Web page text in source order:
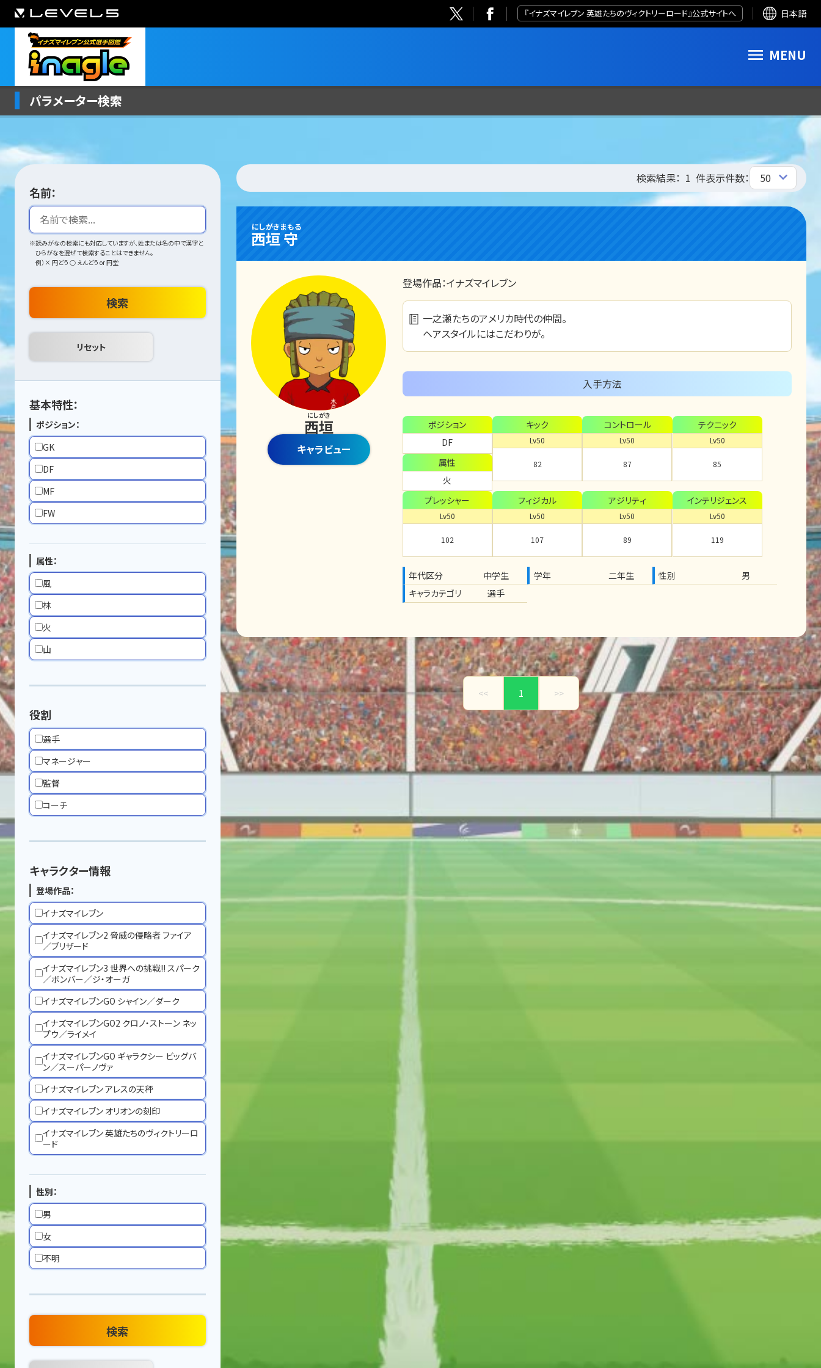
『イナズマイレブン 英雄たちのヴィクトリーロード』公式サイトへ 日本語
MENU
パラメーター検索
名前：
※読みがなの検索にも対応していますが、姓または名の中で漢字と
ひらがなを混ぜて検索することはできません。
例）× 円どう ○ えんどう or 円堂
検索
基本特性：
ポジション：
GK
DF
MF
FW
属性：
風
林
火
山
役割
選手
マネージャー
監督
コーチ
キャラクター情報
登場作品：
イナズマイレブン
イナズマイレブン2 脅威の侵略者 ファイア
／ブリザード
イナズマイレブン3 世界への挑戦!! スパーク
／ボンバー／ジ・オーガ
イナズマイレブンGO シャイン／ダーク
イナズマイレブンGO2 クロノ・ストーン ネッ
プウ／ライメイ
イナズマイレブンGO ギャラクシー ビッグバ
ン／スーパーノヴァ
イナズマイレブン アレスの天秤
イナズマイレブン オリオンの刻印
イナズマイレブン 英雄たちのヴィクトリーロ
ード
性別：
男
女
不明
検索
検索結果： 1 件表示件数：
西垣
にしがき
守
まもる
西垣
にしがき
キャラビュー
登場作品：イナズマイレブン
一之瀬たちのアメリカ時代の仲間。
ヘアスタイルにはこだわりが。
入手方法
ポジション
DF
属性
火
キック
Lv50
82
コントロール
Lv50
87
テクニック
Lv50
85
プレッシャー
Lv50
102
フィジカル
Lv50
107
アジリティ
Lv50
89
インテリジェンス
Lv50
119
年代区分 中学生 学年 二年生 性別
男
キャラカテゴリ
選手
<< 1 >>